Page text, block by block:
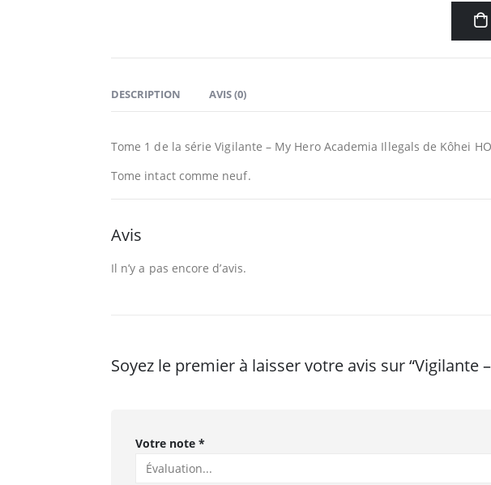
DESCRIPTION AVIS (0)
Tome 1 de la série Vigilante – My Hero Academia Illegals de Kôhei
Tome intact comme neuf.
Avis
Il n’y a pas encore d’avis.
Soyez le premier à laisser votre avis sur “Vigilante
Votre note *